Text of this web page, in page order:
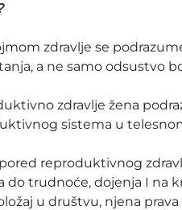
zdravlje se
a ne samo odsustvo
zdravlje žena
sistema u
reproduktivnog
do trudnoće, dojenja I na
u društvu, njena